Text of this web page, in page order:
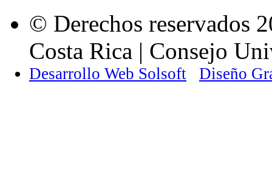
© Derechos reservados
Costa Rica | Consejo
Desarrollo Web Solsoft Diseño